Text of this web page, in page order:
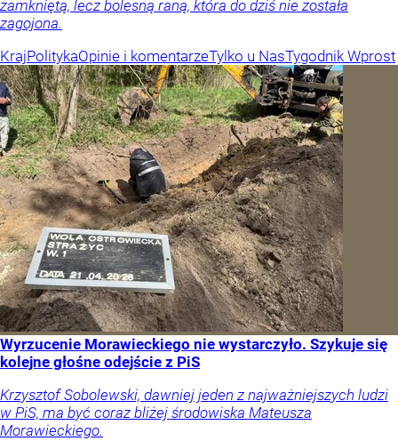
zamkniętą, lecz bolesną raną, która do dziś nie została
zagojona.
KrajPolitykaOpinie i komentarzeTylko u NasTygodnik Wprost
Wyrzucenie Morawieckiego nie wystarczyło. Szykuje się
kolejne głośne odejście z PiS
Krzysztof Sobolewski, dawniej jeden z najważniejszych ludzi
w PiS, ma być coraz bliżej środowiska Mateusza
Morawieckiego.